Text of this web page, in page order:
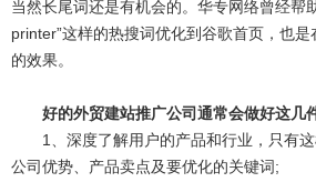
当然长尾词还是有机会的。华专网络曾经帮
printer”这样的热搜词优化到谷歌首页，也
的效果。
好的外贸建站推广公司通常会做好这几
1、深度了解用户的产品和行业，只有这
公司优势、产品卖点及要优化的关键词;